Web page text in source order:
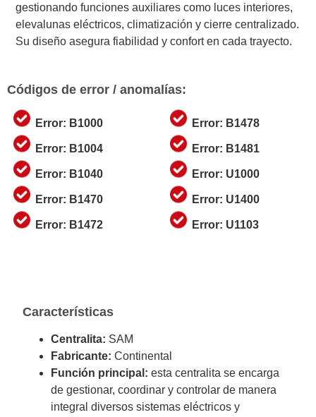
gestionando funciones auxiliares como luces interiores,
elevalunas eléctricos, climatización y cierre centralizado.
Su diseño asegura fiabilidad y confort en cada trayecto.
Códigos de error / anomalías:
Error: B1000
Error: B1004
Error: B1040
Error: B1470
Error: B1472
Error: B1478
Error: B1481
Error: U1000
Error: U1400
Error: U1103
Características
Centralita: SAM
Fabricante:Continental
Función principal: esta centralita se encarga
de gestionar, coordinar y controlar de manera
integral diversos sistemas eléctricos y